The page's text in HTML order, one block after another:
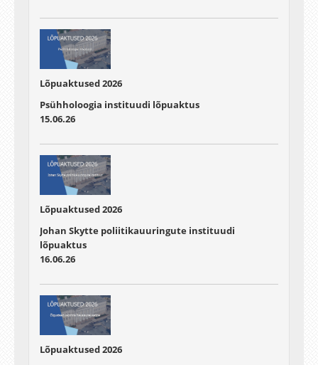
Lõpuaktused 2026
Psühholoogia instituudi lõpuaktus
15.06.26
Lõpuaktused 2026
Johan Skytte poliitikauuringute instituudi
lõpuaktus
16.06.26
Lõpuaktused 2026